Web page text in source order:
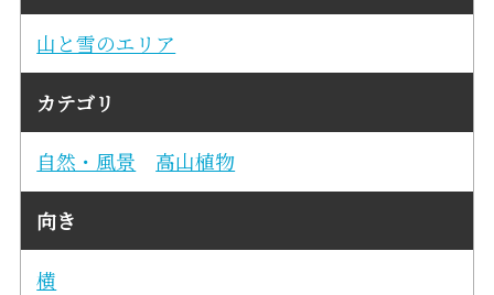
山と雪のエリア
カテゴリ
自然・風景 高山植物
向き
横